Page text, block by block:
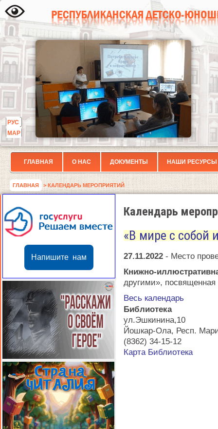
РУС
МАР
ГЛАВНАЯ О НАС ДОКУМЕНТЫ НАШИ РЕСУРСЫ
ГЛАВНАЯ > КАЛЕНДАРЬ МЕРОПРИЯТИЙ
Напишите нам
Календарь
«В мире с собой
27.11.2022 - Место
Книжно-
другими»,
Весь календарь
Библиотека
ул.Эшкинина,10
Йошкар-Ола, Респ.
(8362) 34-15-12
Карта Библиотека